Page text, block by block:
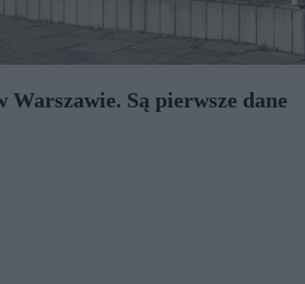
Są pierwsze dane